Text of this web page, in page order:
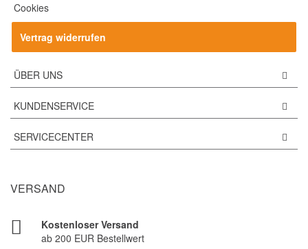
Cookies
Vertrag widerrufen
ÜBER UNS
KUNDENSERVICE
SERVICECENTER
VERSAND
Kostenloser Versand
ab 200 EUR Bestellwert